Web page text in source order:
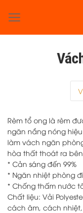
Rèm tổ ong là rèm
ngăn nắng nóng
làm vách ngăn
hòa thất thoát ra
* Cản sáng đến 99%
* Ngăn nhiệt phòng
* Chống thấm nước
Chất liệu: Vải
cách âm, cách